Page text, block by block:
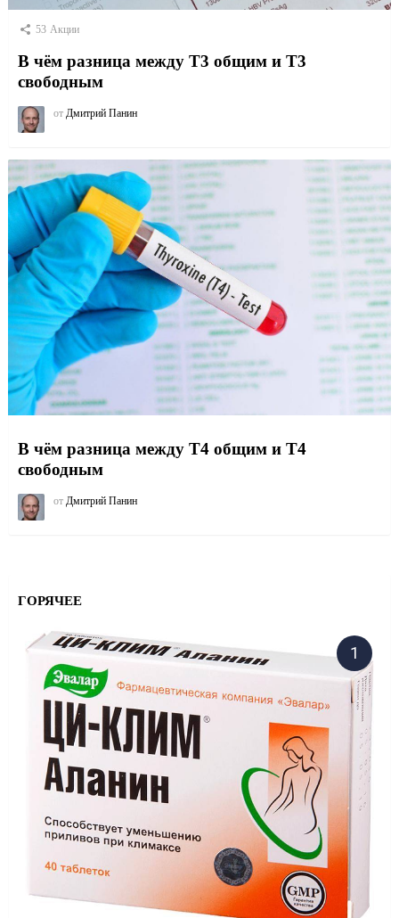
53 Акции
В чём разница между Т3 общим и Т3
свободным
от Дмитрий Панин
В чём разница между Т4 общим и Т4
свободным
от Дмитрий Панин
ГОРЯЧЕЕ